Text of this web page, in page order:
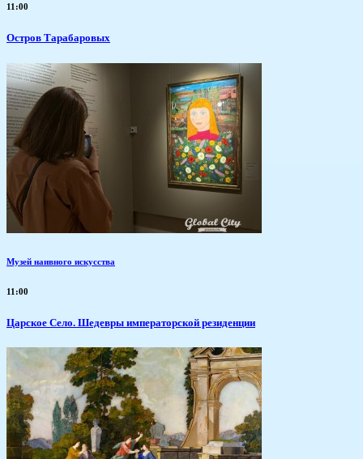
11:00
Остров Тарабаровых
Музей наивного искусства
11:00
Царское Село. Шедевры императорской резиденции